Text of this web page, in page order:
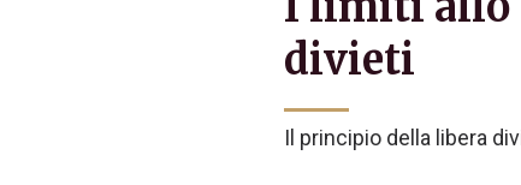
divieti
Il principio della libera